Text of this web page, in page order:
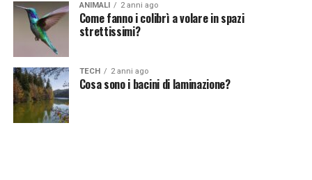
ANIMALI 2 anni ago
Come fanno i colibrì a volare in spazi
strettissimi?
TECH 2 anni ago
Cosa sono i bacini di laminazione?